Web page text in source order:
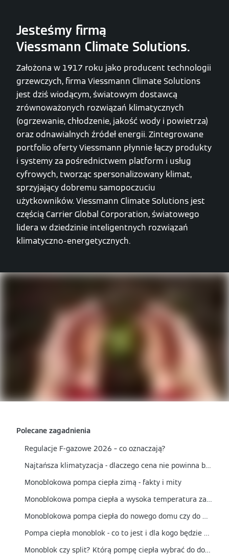
Jesteśmy firmą
Viessmann Climate Solutions.
Założona w 1917 roku jako producent technologii
grzewczych, firma Viessmann Climate Solutions
jest dziś wiodącym, światowym dostawcą
zrównoważonych rozwiązań klimatycznych
(ogrzewanie, chłodzenie, jakość wody i powietrza)
oraz odnawialnych źródeł energii. Zintegrowane
portfolio oferty Viessmann płynnie łączy produkty
i systemy za pośrednictwem platform i usług
cyfrowych, tworząc spersonalizowany klimat,
sprzyjający dobremu samopoczuciu
użytkowników. Viessmann Climate Solutions jest
częścią Carrier Global Corporation, światowego
lidera w dziedzinie inteligentnych rozwiązań
klimatyczno-energetycznych.
Polecane zagadnienia
Regulacje F-gazowe 2026 – co oznaczają?
Najtańsza klimatyzacja - dlaczego cena nie powinna być jedynym kryterium wyboru?
Monoblokowa pompa ciepła zimą - fakty i mity
Monoblokowa pompa ciepła a wysoka temperatura zasilania - czy nadaje się do grzejników?
Monoblokowa pompa ciepła do nowego domu czy do modernizacji? Kiedy to najlepszy wybór?
Pompa ciepła monoblok - co to jest i dla kogo będzie najlepszym wyborem?
Monoblok czy split? Którą pompę ciepła wybrać do domu?